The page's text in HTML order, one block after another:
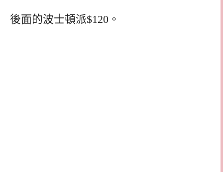
後面的波士頓派$120。